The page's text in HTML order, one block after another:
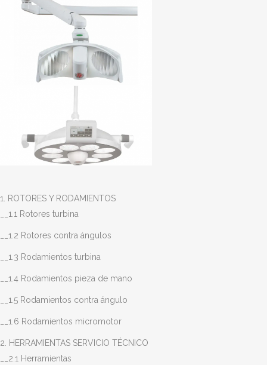
1. ROTORES Y RODAMIENTOS
__1.1 Rotores turbina
__1.2 Rotores contra ángulos
__1.3 Rodamientos turbina
__1.4 Rodamientos pieza de mano
__1.5 Rodamientos contra ángulo
__1.6 Rodamientos micromotor
2. HERRAMIENTAS SERVICIO TÉCNICO
__2.1 Herramientas